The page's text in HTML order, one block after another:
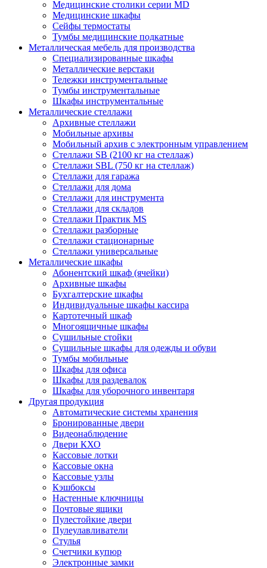
Медицинские столики серии MD
Медицинские шкафы
Сейфы термостаты
Тумбы медицинские подкатные
Металлическая мебель для производства
Cпециализированные шкафы
Металлические верстаки
Тележки инструментальные
Тумбы инструментальные
Шкафы инструментальные
Металлические стеллажи
Архивные стеллажи
Мобильные архивы
Мобильный архив с электронным управлением
Стеллажи SB (2100 кг на стеллаж)
Стеллажи SBL (750 кг на стеллаж)
Стеллажи для гаража
Стеллажи для дома
Стеллажи для инструмента
Стеллажи для складов
Стеллажи Практик MS
Стеллажи разборные
Стеллажи стационарные
Стеллажи универсальные
Металлические шкафы
Абонентский шкаф (ячейки)
Архивные шкафы
Бухгалтерские шкафы
Индивидуальные шкафы кассира
Картотечный шкаф
Многоящичные шкафы
Сушильные стойки
Сушильные шкафы для одежды и обуви
Тумбы мобильные
Шкафы для офиса
Шкафы для раздевалок
Шкафы для уборочного инвентаря
Другая продукция
Автоматические системы хранения
Бронированные двери
Видеонаблюдение
Двери КХО
Кассовые лотки
Кассовые окна
Кассовые узлы
Кэшбоксы
Настенные ключницы
Почтовые ящики
Пулестойкие двери
Пулеулавливатели
Стулья
Счетчики купюр
Электронные замки